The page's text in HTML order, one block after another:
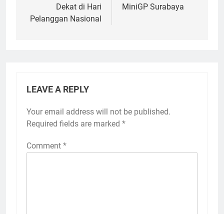
Dekat di Hari
Pelanggan Nasional
MiniGP Surabaya
LEAVE A REPLY
Your email address will not be published.
Required fields are marked *
Comment *